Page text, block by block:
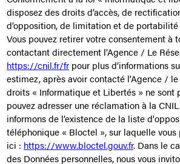
disposez des droits d’accès, de
d’opposition, de limitation et de portabilité
Vous pouvez retirer votre consentement à
contactant directement l’Agence / Le
https://cnil.fr/fr pour plus d’informations
estimez, après avoir contacté l'Agence / le
droits « Informatique et Libertés » ne sont
pouvez adresser une réclamation à la
informons de l’existence de la liste
téléphonique « Bloctel », sur laquelle vous
ici : https://www.bloctel.gouv.fr. Dans le
des Données personnelles, nous vous